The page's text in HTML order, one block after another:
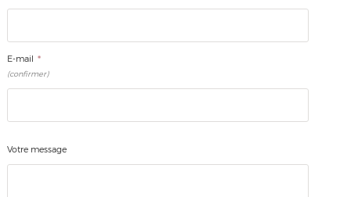
E-mail *
(confirmer)
Votre message